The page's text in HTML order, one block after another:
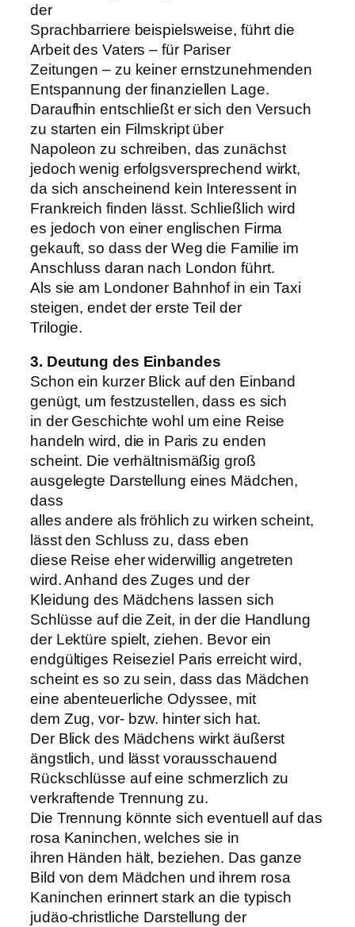
der
Sprachbarriere beispielsweise, führt die
Arbeit des Vaters – für Pariser
Zeitungen – zu keiner ernstzunehmenden
Entspannung der finanziellen Lage.
Daraufhin entschließt er sich den Versuch
zu starten ein Filmskript über
Napoleon zu schreiben, das zunächst
jedoch wenig erfolgsversprechend wirkt,
da sich anscheinend kein Interessent in
Frankreich finden lässt. Schließlich wird
es jedoch von einer englischen Firma
gekauft, so dass der Weg die Familie im
Anschluss daran nach London führt.
Als sie am Londoner Bahnhof in ein Taxi
steigen, endet der erste Teil der
Trilogie.
3. Deutung des Einbandes
Schon ein kurzer Blick auf den Einband
genügt, um festzustellen, dass es sich
in der Geschichte wohl um eine Reise
handeln wird, die in Paris zu enden
scheint. Die verhältnismäßig groß
ausgelegte Darstellung eines Mädchen,
dass
alles andere als fröhlich zu wirken scheint,
lässt den Schluss zu, dass eben
diese Reise eher widerwillig angetreten
wird. Anhand des Zuges und der
Kleidung des Mädchens lassen sich
Schlüsse auf die Zeit, in der die Handlung
der Lektüre spielt, ziehen. Bevor ein
endgültiges Reiseziel Paris erreicht wird,
scheint es so zu sein, dass das Mädchen
eine abenteuerliche Odyssee, mit
dem Zug, vor- bzw. hinter sich hat.
Der Blick des Mädchens wirkt äußerst
ängstlich, und lässt vorausschauend
Rückschlüsse auf eine schmerzlich zu
verkraftende Trennung zu.
Die Trennung könnte sich eventuell auf das
rosa Kaninchen, welches sie in
ihren Händen hält, beziehen. Das ganze
Bild von dem Mädchen und ihrem rosa
Kaninchen erinnert stark an die typisch
judäo-christliche Darstellung der